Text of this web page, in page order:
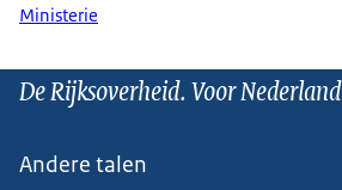
Ministerie
De Rijksoverheid. Voor Nederland
Andere talen